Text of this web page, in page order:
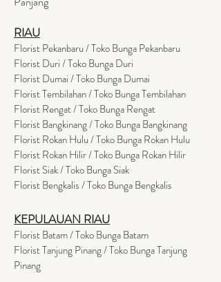
RIAU
Florist Pekanbaru / Toko Bunga Pekanbaru
Florist Duri / Toko Bunga Duri
Florist Dumai / Toko Bunga Dumai
Florist Tembilahan / Toko Bunga Tembilahan
Florist Rengat / Toko Bunga Rengat
Florist Bangkinang / Toko Bunga Bangkinang
Florist Rokan Hulu / Toko Bunga Rokan Hulu
Florist Rokan Hilir / Toko Bunga Rokan Hilir
Florist Siak / Toko Bunga Siak
Florist Bengkalis / Toko Bunga Bengkalis
KEPULAUAN RIAU
Florist Batam / Toko Bunga Batam
Florist Tanjung Pinang / Toko Bunga Tanjung
Pinang